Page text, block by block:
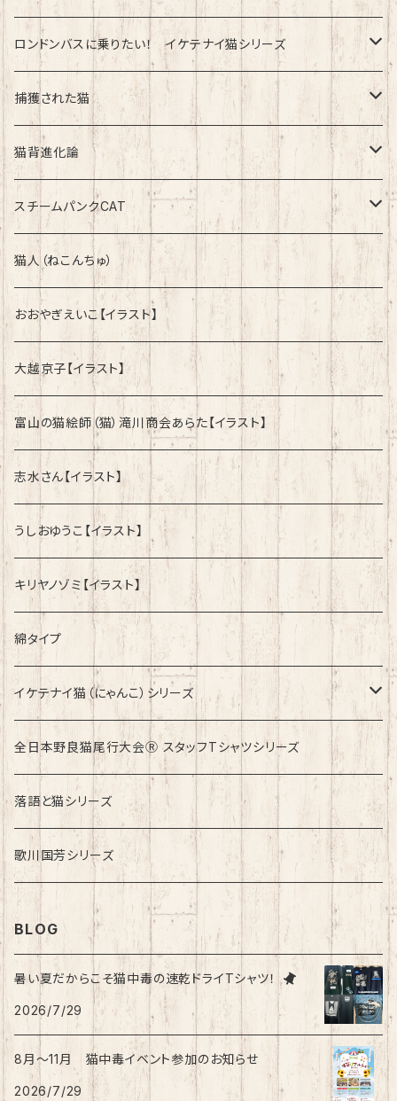
綿100%ノーマルタイプ
ロンドンバスに乗りたい！ イケテナイ猫シリーズ
綿100％ノーマルタイプ
速乾ドライタイプ
捕獲された猫
速乾ドライタイプ
綿100%ノーマルタイプ
猫背進化論
速乾ドライタイプ
綿100%ノーマルタイプ
スチームパンクCAT
綿100%ノーマルタイプ
猫人（ねこんちゅ）
おおやぎえいこ【イラスト】
大越京子【イラスト】
富山の猫絵師（猫）滝川商会あらた【イラスト】
志水さん【イラスト】
うしおゆうこ【イラスト】
キリヤノゾミ【イラスト】
綿タイプ
イケテナイ猫（にゃんこ）シリーズ
ロンドンバスに乗りたい！
全日本野良猫尾行大会Ⓡ スタッフTシャツシリーズ
落語と猫シリーズ
歌川国芳シリーズ
BLOG
暑い夏だからこそ猫中毒の速乾ドライTシャツ！
2026/7/29
8月〜11月 猫中毒イベント参加のお知らせ
2026/7/29